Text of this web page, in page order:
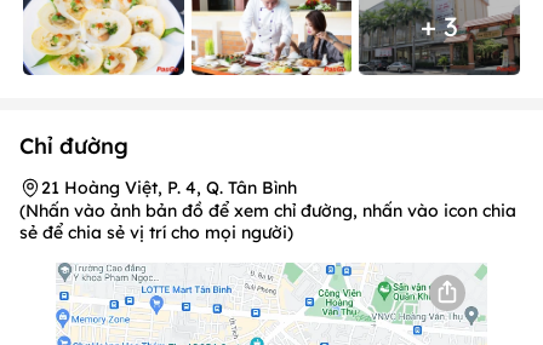
+ 3
Chỉ đường
21 Hoàng Việt, P. 4, Q. Tân Bình
(Nhấn vào ảnh bản đồ để xem chỉ đường, nhấn vào icon chia
sẻ để chia sẻ vị trí cho mọi người)